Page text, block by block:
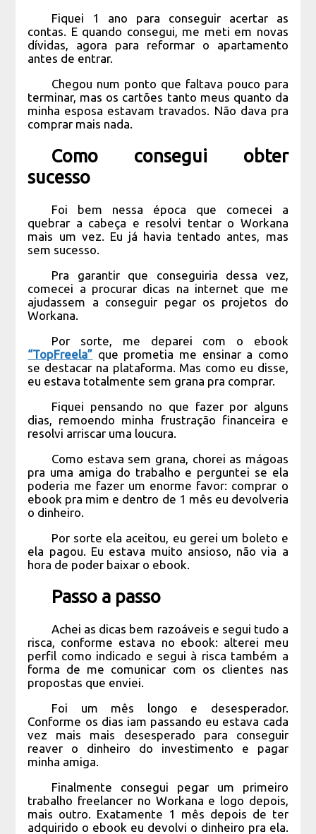
Fiquei 1 ano para conseguir acertar as
contas. E quando consegui, me meti em novas
dívidas, agora para reformar o apartamento
antes de entrar.
Chegou num ponto que faltava pouco para
terminar, mas os cartões tanto meus quanto da
minha esposa estavam travados. Não dava pra
comprar mais nada.
Como consegui obter
sucesso
Foi bem nessa época que comecei a
quebrar a cabeça e resolvi tentar o Workana
mais um vez. Eu já havia tentado antes, mas
sem sucesso.
Pra garantir que conseguiria dessa vez,
comecei a procurar dicas na internet que me
ajudassem a conseguir pegar os projetos do
Workana.
Por sorte, me deparei com o ebook
“TopFreela” que prometia me ensinar a como
se destacar na plataforma. Mas como eu disse,
eu estava totalmente sem grana pra comprar.
Fiquei pensando no que fazer por alguns
dias, remoendo minha frustração financeira e
resolvi arriscar uma loucura.
Como estava sem grana, chorei as mágoas
pra uma amiga do trabalho e perguntei se ela
poderia me fazer um enorme favor: comprar o
ebook pra mim e dentro de 1 mês eu devolveria
o dinheiro.
Por sorte ela aceitou, eu gerei um boleto e
ela pagou. Eu estava muito ansioso, não via a
hora de poder baixar o ebook.
Passo a passo
Achei as dicas bem razoáveis e segui tudo a
risca, conforme estava no ebook: alterei meu
perfil como indicado e segui à risca também a
forma de me comunicar com os clientes nas
propostas que enviei.
Foi um mês longo e desesperador.
Conforme os dias iam passando eu estava cada
vez mais mais desesperado para conseguir
reaver o dinheiro do investimento e pagar
minha amiga.
Finalmente consegui pegar um primeiro
trabalho freelancer no Workana e logo depois,
mais outro. Exatamente 1 mês depois de ter
adquirido o ebook eu devolvi o dinheiro pra ela.